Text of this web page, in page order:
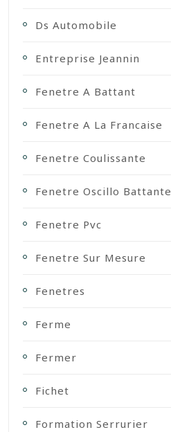
Ds Automobile
Entreprise Jeannin
Fenetre A Battant
Fenetre A La Francaise
Fenetre Coulissante
Fenetre Oscillo Battante
Fenetre Pvc
Fenetre Sur Mesure
Fenetres
Ferme
Fermer
Fichet
Formation Serrurier